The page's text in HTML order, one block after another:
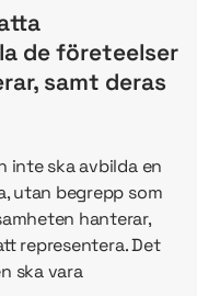
de företeelser
samt deras
inte ska avbilda en
utan begrepp som
hanterar,
representera. Det
ska vara